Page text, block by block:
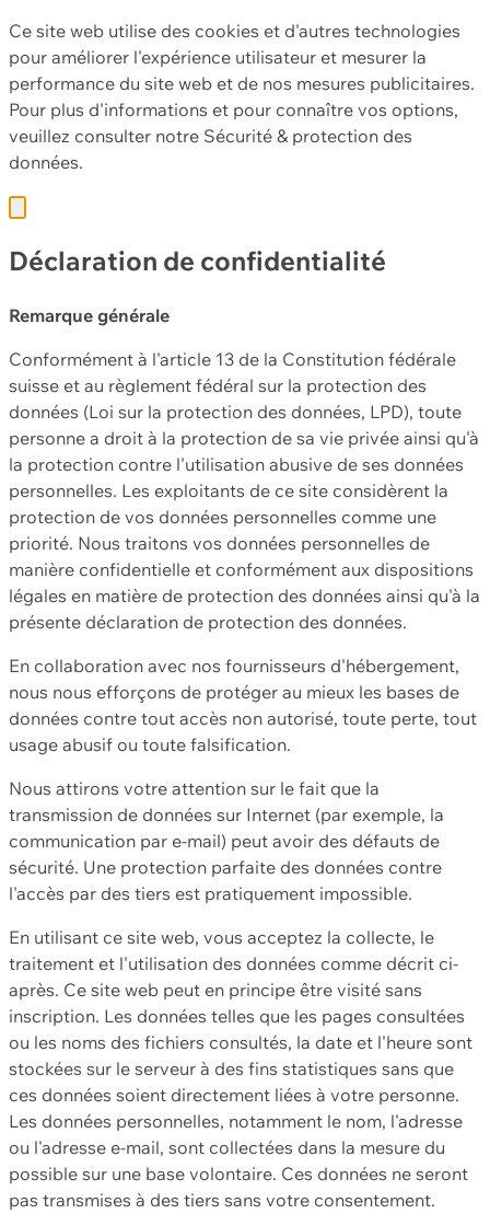
Ce site web utilise des cookies et d'autres technologies
pour améliorer l'expérience utilisateur et mesurer la
performance du site web et de nos mesures publicitaires.
Pour plus d'informations et pour connaître vos options,
veuillez consulter notre Sécurité & protection des
données.
Déclaration de confidentialité
Remarque générale
Conformément à l'article 13 de la Constitution fédérale
suisse et au règlement fédéral sur la protection des
données (Loi sur la protection des données, LPD), toute
personne a droit à la protection de sa vie privée ainsi qu'à
la protection contre l'utilisation abusive de ses données
personnelles. Les exploitants de ce site considèrent la
protection de vos données personnelles comme une
priorité. Nous traitons vos données personnelles de
manière confidentielle et conformément aux dispositions
légales en matière de protection des données ainsi qu'à la
présente déclaration de protection des données.
En collaboration avec nos fournisseurs d'hébergement,
nous nous efforçons de protéger au mieux les bases de
données contre tout accès non autorisé, toute perte, tout
usage abusif ou toute falsification.
Nous attirons votre attention sur le fait que la
transmission de données sur Internet (par exemple, la
communication par e-mail) peut avoir des défauts de
sécurité. Une protection parfaite des données contre
l'accès par des tiers est pratiquement impossible.
En utilisant ce site web, vous acceptez la collecte, le
traitement et l'utilisation des données comme décrit ci-
après. Ce site web peut en principe être visité sans
inscription. Les données telles que les pages consultées
ou les noms des fichiers consultés, la date et l'heure sont
stockées sur le serveur à des fins statistiques sans que
ces données soient directement liées à votre personne.
Les données personnelles, notamment le nom, l'adresse
ou l'adresse e-mail, sont collectées dans la mesure du
possible sur une base volontaire. Ces données ne seront
pas transmises à des tiers sans votre consentement.